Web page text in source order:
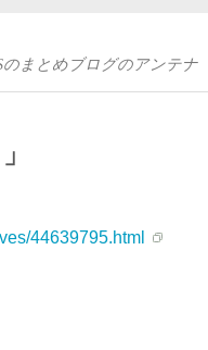
のまとめブログのアンテナ
44639795.html